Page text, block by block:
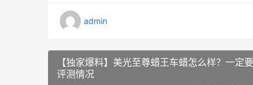
admin
【独家爆料】美光至尊蜡王车蜡怎么样？一定
评测情况